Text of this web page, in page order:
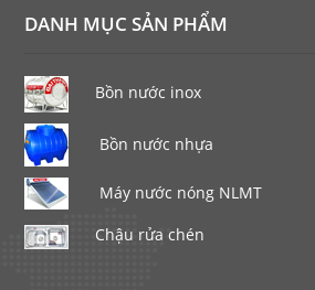
DANH MỤC SẢN PHẨM
Bồn nước inox
Bồn nước nhựa
Máy nước nóng NLMT
Chậu rửa chén